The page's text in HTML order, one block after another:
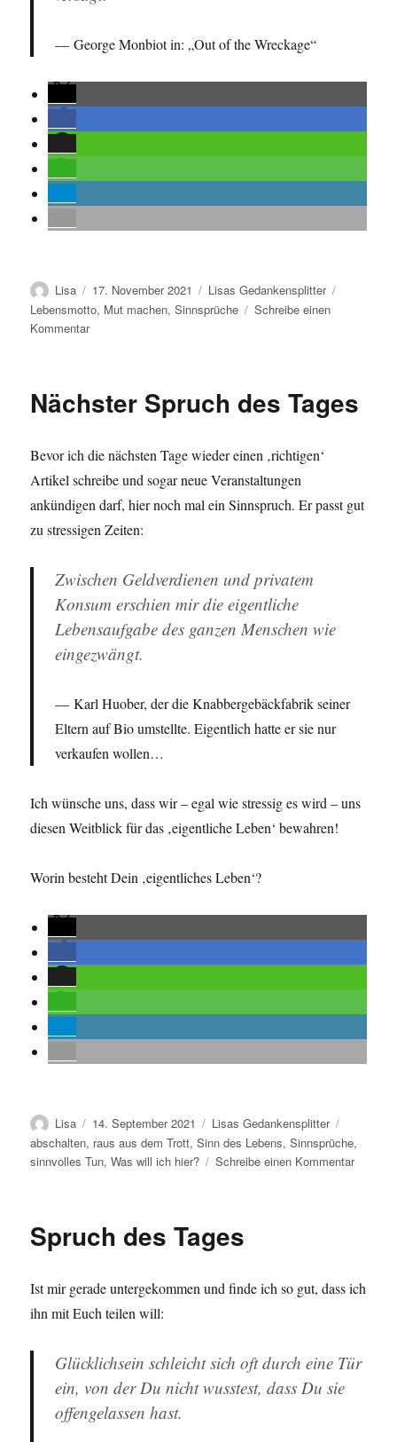
George Monbiot in: „Out of the Wreckage“
Autor
Lisa
Veröffentlicht
am
17. November 2021 Kategorien
Lisas Gedankensplitter
Lebensmotto, Mut machen,Sinnsprüche
Schreibe einen
Kommentarzu
Nächster Spruch des Tages
Bevor ich die nächsten Tage wieder einen ‚richtigen‘
Artikel schreibe und sogar neue Veranstaltungen
ankündigen darf, hier noch mal ein Sinnspruch. Er passt gut
zu stressigen Zeiten:
Zwischen Geldverdienen und privatem
Konsum erschien mir die eigentliche
Lebensaufgabe des ganzen Menschen wie
eingezwängt.
Karl Huober, der die Knabbergebäckfabrik seiner
Eltern auf Bio umstellte. Eigentlich hatte er sie nur
verkaufen wollen…
Ich wünsche uns, dass wir – egal wie stressig es wird – uns
diesen Weitblick für das ‚eigentliche Leben‘ bewahren!
Worin besteht Dein ‚eigentliches Leben‘?
Autor
Lisa
Veröffentlicht
am
14. September 2021 Kategorien
Lisas Gedankensplitter
abschalten, raus aus dem Trott,Sinn des Lebens,Sinnsprüche,
sinnvolles Tun,Was will ich hier? Schreibe einen Kommentarzu
Spruch des Tages
Ist mir gerade untergekommen und finde ich so gut, dass ich
ihn mit Euch teilen will:
Glücklichsein schleicht sich oft durch eine Tür
ein, von der Du nicht wusstest, dass Du sie
offengelassen hast.